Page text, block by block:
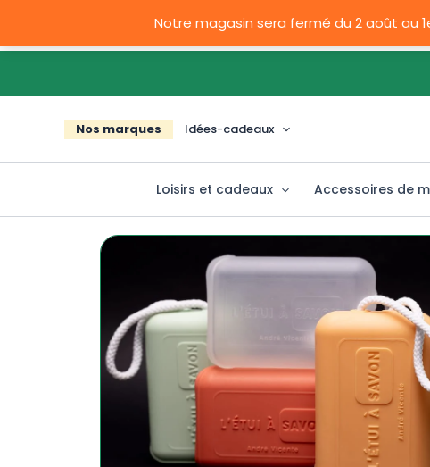
Notre magasin sera fermé du 2 août au
contenu
Nos marques Idées-cadeaux
Loisirs et cadeaux Accessoires de